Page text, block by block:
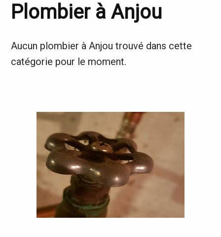
Plombier à Anjou
Aucun plombier à Anjou trouvé dans cette
catégorie pour le moment.